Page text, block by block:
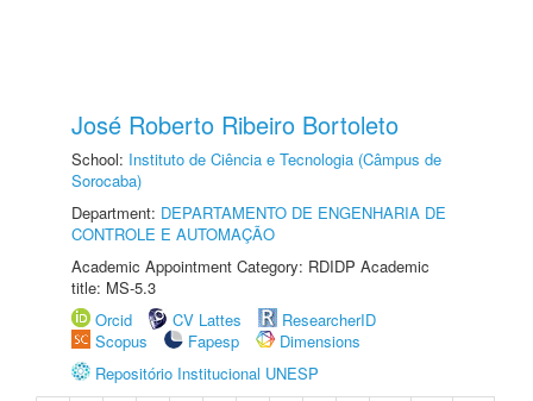
José Roberto Ribeiro Bortoleto
School: Instituto de Ciência e Tecnologia (Câmpus de
Sorocaba)
Department: DEPARTAMENTO DE ENGENHARIA DE
CONTROLE E AUTOMAÇÃO
Academic Appointment Category: RDIDP Academic
title: MS-5.3
Orcid
CV Lattes
ResearcherID
Scopus
Fapesp
Dimensions
Repositório Institucional UNESP